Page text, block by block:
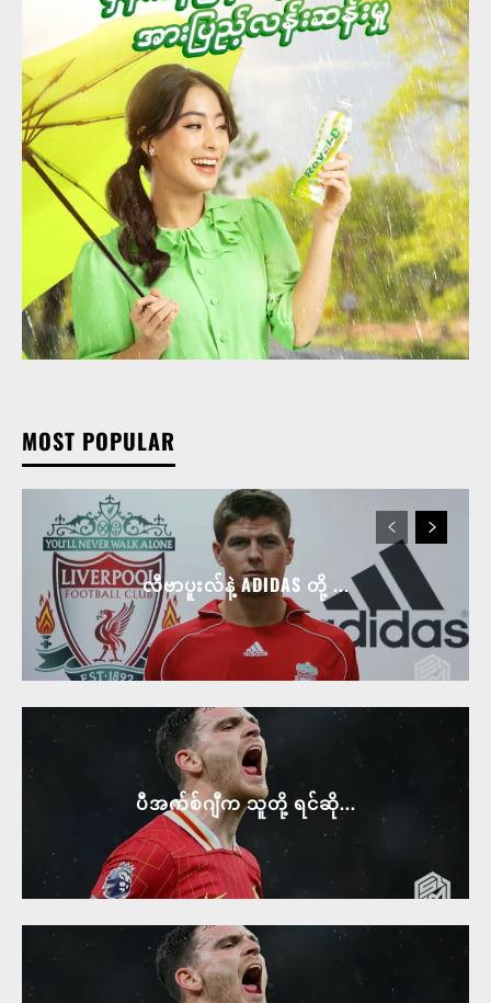
MOST POPULAR
လီဗာပူးလ်နဲ့ ADIDAS တို့ ...
ပီအက်စ်ဂျီက သူတို့ ရင်ဆို...